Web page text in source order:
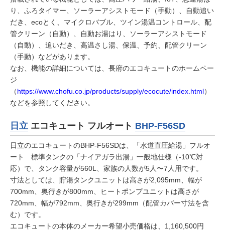
り、ふろタイマー、ソーラーアシストモード（手動）、自動追い
だき、ecoとく、マイクロバブル、ツイン湯温コントロール、配
管クリーン（自動）、自動お湯はり、ソーラーアシストモード
（自動）、追いだき、高温さし湯、保温、予約、配管クリーン
（手動）などがあります。
なお、機能の詳細については、長府のエコキュートのホームペー
ジ
（https://www.chofu.co.jp/products/supply/ecocute/index.html）
などを参照してください。
日立 エコキュート フルオート BHP-F56SD
日立のエコキュートのBHP-F56SDは、「水道直圧給湯」フルオ
ート 標準タンクの「ナイアガラ出湯」一般地仕様（-10℃対
応）で、タンク容量が560L、家族の人数が5人〜7人用です。
寸法としては、貯湯タンクユニットは高さが2,095mm、幅が
700mm、奥行きが800mm、ヒートポンプユニットは高さが
720mm、幅が792mm、奥行きが299mm（配管カバー寸法を含
む）です。
エコキュートの本体のメーカー希望小売価格は、1,160,500円